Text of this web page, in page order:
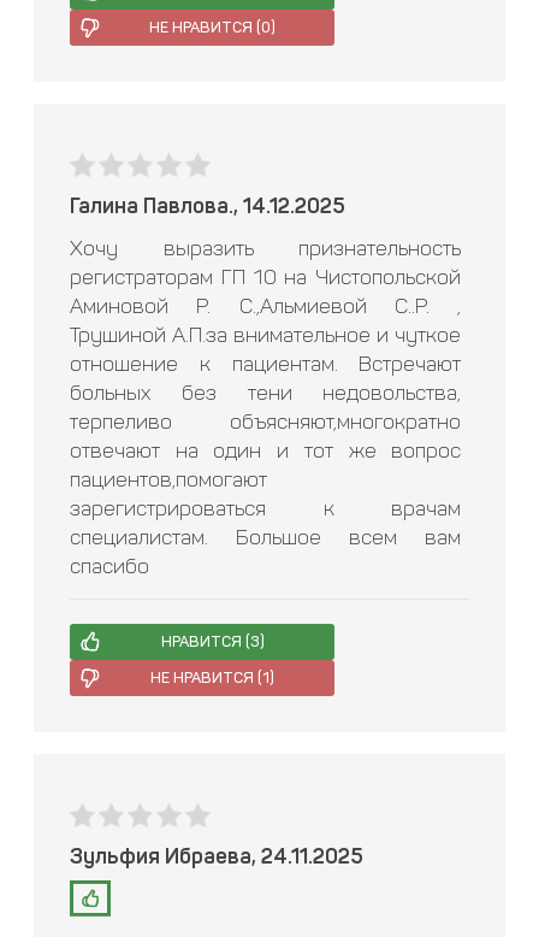
НЕ НРАВИТСЯ (0)
Галина Павлова., 14.12.2025
Хочу выразить признательность
регистраторам ГП 10 на Чистопольской
Аминовой Р. С.,Альмиевой С..Р. ,
Трушиной А.П.за внимательное и чуткое
отношение к пациентам. Встречают
больных без тени недовольства,
терпеливо объясняют,многократно
отвечают на один и тот же вопрос
пациентов,помогают
зарегистрироваться к врачам
специалистам. Большое всем вам
спасибо
НРАВИТСЯ (3)
НЕ НРАВИТСЯ (1)
Зульфия Ибраева, 24.11.2025